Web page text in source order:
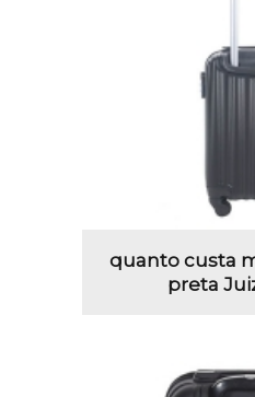
quanto custa
preta